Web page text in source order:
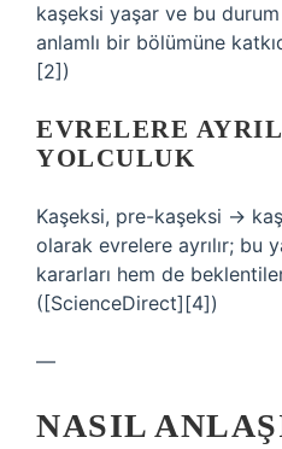
kaşeksi yaşar ve bu
anlamlı bir bölümüne
[2])
EVRELERE
YOLCULUK
Kaşeksi, pre-kaşeksi →
olarak evrelere ayrılır; bu
kararları hem de
([ScienceDirect][4])
—
NASIL